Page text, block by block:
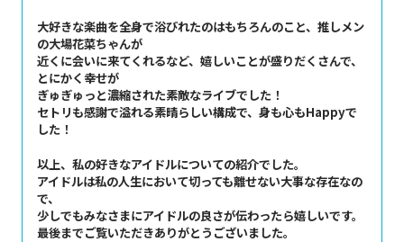
大好きな楽曲を全身で浴びれたのはもちろんのこと、推しメン
の大場花菜ちゃんが
近くに会いに来てくれるなど、嬉しいことが盛りだくさんで、
とにかく幸せが
ぎゅぎゅっと濃縮された素敵なライブでした！
セトリも感謝で溢れる素晴らしい構成で、身も心もHappyで
した！
以上、私の好きなアイドルについての紹介でした。
アイドルは私の人生において切っても離せない大事な存在なの
で、
少しでもみなさまにアイドルの良さが伝わったら嬉しいです。
最後までご覧いただきありがとうございました。